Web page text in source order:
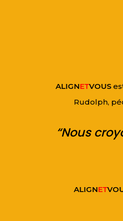
ALIGNETVOUS
Rudolph,
“Nous
ALIGNET